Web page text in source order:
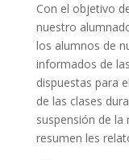
Con el objetivo
nuestro
los alumnos de
informados de las
dispuestas para
de las clases
suspensión de la
resumen les